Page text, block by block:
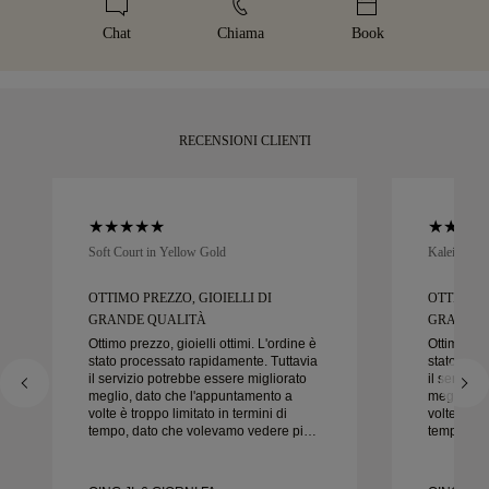
Chat Chiama Book
RECENSIONI CLIENTI
Soft Court in Yellow Gold
OTTIMO PREZZO, GIOIELLI DI
GRANDE QUALITÀ
Ottimo prezzo, gioielli ottimi. L'ordine è
stato processato rapidamente. Tuttavia
il servizio potrebbe essere migliorato
meglio, dato che l'appuntamento a
volte è troppo limitato in termini di
tempo, dato che volevamo vedere più
Kaleida
OTTIMO
GRANDE
Ottimo
stato
il servizio
meglio,
volte è
tempo,